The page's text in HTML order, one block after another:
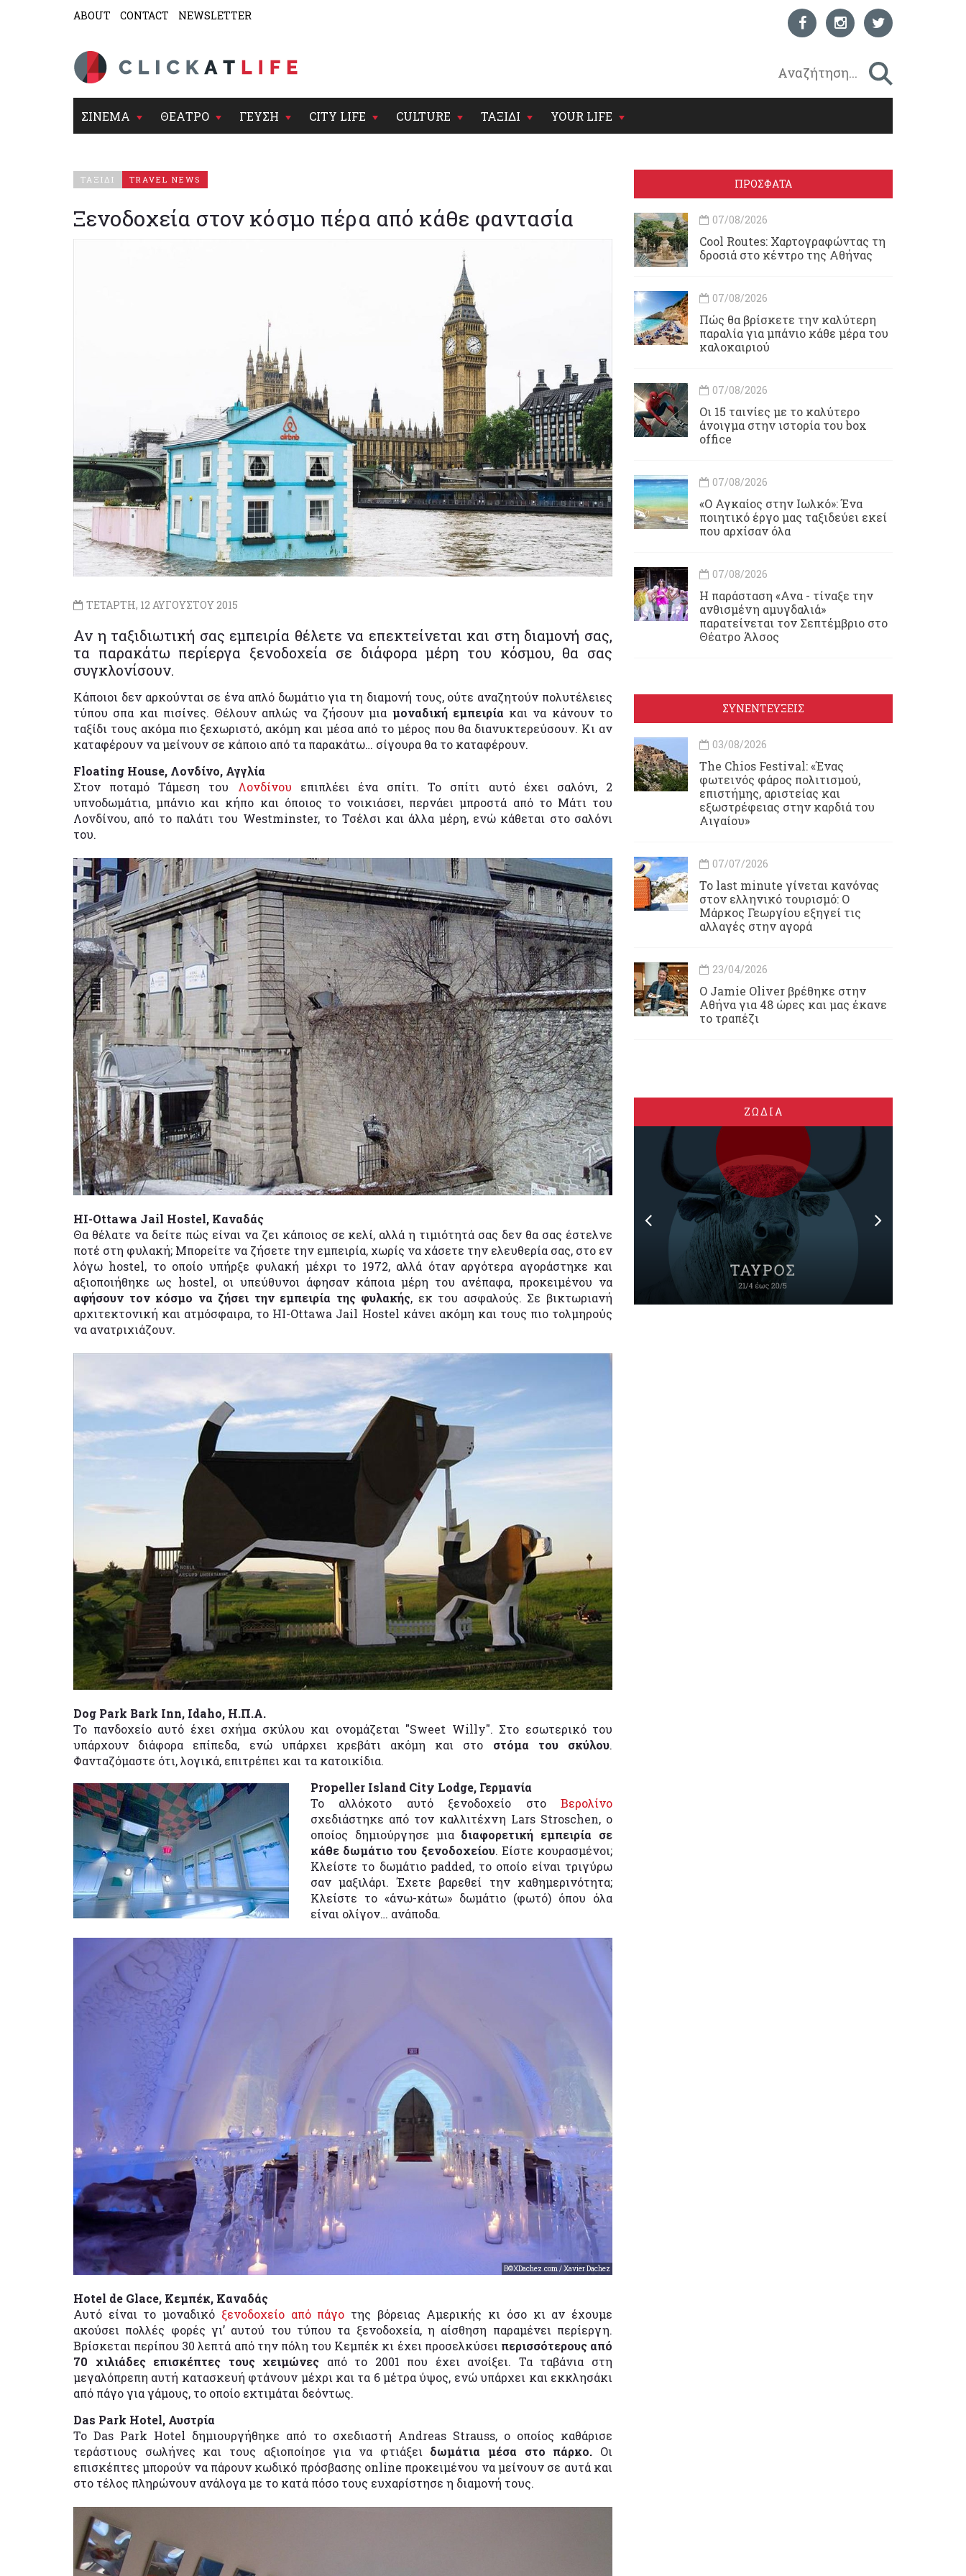
ABOUT CONTACT NEWSLETTER
ΣΙΝΕΜΑ ΘΕΑΤΡΟ ΓΕΥΣΗ CITY LIFE CULTURE ΤΑΞΙΔΙ YOUR LIFE
ΤΑΞΙΔΙ TRAVEL NEWS
Ξενοδοχεία στον κόσμο πέρα από κάθε φαντασία
ΤΕΤΑΡΤΗ, 12 ΑΥΓΟΥΣΤΟΥ 2015
Αν η ταξιδιωτική σας εμπειρία θέλετε να επεκτείνεται και στη διαμονή σας,
τα παρακάτω περίεργα ξενοδοχεία σε διάφορα μέρη του κόσμου, θα σας
συγκλονίσουν.
Κάποιοι δεν αρκούνται σε ένα απλό δωμάτιο για τη διαμονή τους, ούτε αναζητούν πολυτέλειες
τύπου σπα και πισίνες. Θέλουν απλώς να ζήσουν μια μοναδική εμπειρία και να κάνουν το
ταξίδι τους ακόμα πιο ξεχωριστό, ακόμη και μέσα από το μέρος που θα διανυκτερεύσουν. Κι αν
καταφέρουν να μείνουν σε κάποιο από τα παρακάτω… σίγουρα θα το καταφέρουν.
Floating House, Λονδίνο, Αγγλία
Στον ποταμό Τάμεση του Λονδίνου επιπλέει ένα σπίτι. Το σπίτι αυτό έχει σαλόνι, 2
υπνοδωμάτια, μπάνιο και κήπο και όποιος το νοικιάσει, περνάει μπροστά από το Μάτι του
Λονδίνου, από το παλάτι του Westminster, το Τσέλσι και άλλα μέρη, ενώ κάθεται στο σαλόνι
του.
HI-Ottawa Jail Hostel, Καναδάς
Θα θέλατε να δείτε πώς είναι να ζει κάποιος σε κελί, αλλά η τιμιότητά σας δεν θα σας έστελνε
ποτέ στη φυλακή; Μπορείτε να ζήσετε την εμπειρία, χωρίς να χάσετε την ελευθερία σας, στο εν
λόγω hostel, το οποίο υπήρξε φυλακή μέχρι το 1972, αλλά όταν αργότερα αγοράστηκε και
αξιοποιήθηκε ως hostel, οι υπεύθυνοι άφησαν κάποια μέρη του ανέπαφα, προκειμένου να
αφήσουν τον κόσμο να ζήσει την εμπειρία της φυλακής, εκ του ασφαλούς. Σε βικτωριανή
αρχιτεκτονική και ατμόσφαιρα, το HI-Ottawa Jail Hostel κάνει ακόμη και τους πιο τολμηρούς
να ανατριχιάζουν.
Dog Park Bark Inn, Idaho, Η.Π.Α.
Το πανδοχείο αυτό έχει σχήμα σκύλου και ονομάζεται "Sweet Willy". Στο εσωτερικό του
υπάρχουν διάφορα επίπεδα, ενώ υπάρχει κρεβάτι ακόμη και στο στόμα του σκύλου.
Φανταζόμαστε ότι, λογικά, επιτρέπει και τα κατοικίδια.
Propeller Island City Lodge, Γερμανία
Το αλλόκοτο αυτό ξενοδοχείο στο Βερολίνο
σχεδιάστηκε από τον καλλιτέχνη Lars Stroschen, ο
οποίος δημιούργησε μια διαφορετική εμπειρία σε
κάθε δωμάτιο του ξενοδοχείου. Είστε κουρασμένοι;
Κλείστε το δωμάτιο padded, το οποίο είναι τριγύρω
σαν μαξιλάρι. Έχετε βαρεθεί την καθημερινότητα;
Κλείστε το «άνω-κάτω» δωμάτιο (φωτό) όπου όλα
είναι ολίγον… ανάποδα.
Β©XDachez.com / Xavier Dachez
Hotel de Glace, Κεμπέκ, Καναδάς
Αυτό είναι το μοναδικό ξενοδοχείο από πάγο της βόρειας Αμερικής κι όσο κι αν έχουμε
ακούσει πολλές φορές γι’ αυτού του τύπου τα ξενοδοχεία, η αίσθηση παραμένει περίεργη.
Βρίσκεται περίπου 30 λεπτά από την πόλη του Κεμπέκ κι έχει προσελκύσει περισσότερους από
70 χιλιάδες επισκέπτες τους χειμώνες από το 2001 που έχει ανοίξει. Τα ταβάνια στη
μεγαλόπρεπη αυτή κατασκευή φτάνουν μέχρι και τα 6 μέτρα ύψος, ενώ υπάρχει και εκκλησάκι
από πάγο για γάμους, το οποίο εκτιμάται δεόντως.
Das Park Hotel, Αυστρία
Το Das Park Hotel δημιουργήθηκε από το σχεδιαστή Andreas Strauss, ο οποίος καθάρισε
τεράστιους σωλήνες και τους αξιοποίησε για να φτιάξει δωμάτια μέσα στο πάρκο. Οι
επισκέπτες μπορούν να πάρουν κωδικό πρόσβασης online προκειμένου να μείνουν σε αυτά και
στο τέλος πληρώνουν ανάλογα με το κατά πόσο τους ευχαρίστησε η διαμονή τους.
ΠΡΟΣΦΑΤΑ
07/08/2026
Cool Routes: Χαρτογραφώντας τη
δροσιά στο κέντρο της Αθήνας
07/08/2026
Πώς θα βρίσκετε την καλύτερη
παραλία για μπάνιο κάθε μέρα του
καλοκαιριού
07/08/2026
Οι 15 ταινίες με το καλύτερο
άνοιγμα στην ιστορία του box
office
07/08/2026
«Ο Αγκαίος στην Ιωλκό»: Ένα
ποιητικό έργο μας ταξιδεύει εκεί
που αρχίσαν όλα
07/08/2026
Η παράσταση «Ανα - τίναξε την
ανθισμένη αμυγδαλιά»
παρατείνεται τον Σεπτέμβριο στο
Θέατρο Άλσος
ΣΥΝΕΝΤΕΥΞΕΙΣ
03/08/2026
Τhe Chios Festival: «Ένας
φωτεινός φάρος πολιτισμού,
επιστήμης, αριστείας και
εξωστρέφειας στην καρδιά του
Αιγαίου»
07/07/2026
Το last minute γίνεται κανόνας
στον ελληνικό τουρισμό: Ο
Μάρκος Γεωργίου εξηγεί τις
αλλαγές στην αγορά
23/04/2026
Ο Jamie Oliver βρέθηκε στην
Αθήνα για 48 ώρες και μας έκανε
το τραπέζι
ΖΩΔΙΑ